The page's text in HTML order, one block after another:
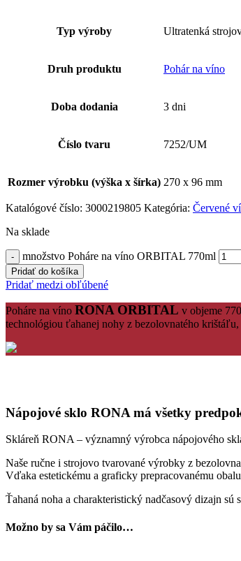
Typ výroby Ultratenká
Druh produktu Pohár na víno
Doba dodania 3 dni
Číslo tvaru 7252/UM
Rozmer výrobku (výška x šírka) 270 x 96 mm
Katalógové číslo: 3000219805 Kategória: Červené
Na sklade
množstvo Poháre na víno ORBITAL 770ml
Pridať do košíka
Pridať medzi obľúbené
Poháre na víno RONA ORBITAL v objeme
technológiou ťahanej nohy z bezolovnatého
Nápojové sklo RONA má všetky
Skláreň RONA – významný výrobca nápojového
Naše ručne i strojovo tvarované výrobky z
Vďaka estetickému a graficky prepracovanému
Ťahaná noha a charakteristický nadčasový dizajn
Možno by sa Vám páčilo…